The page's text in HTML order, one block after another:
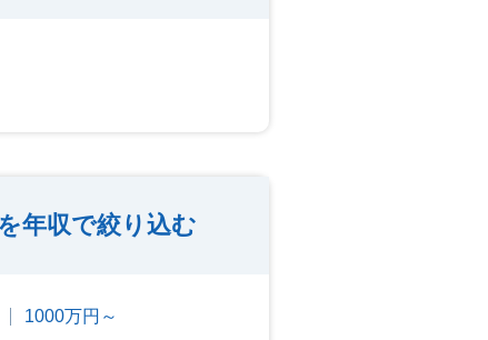
年収で絞り込む
1000万円～